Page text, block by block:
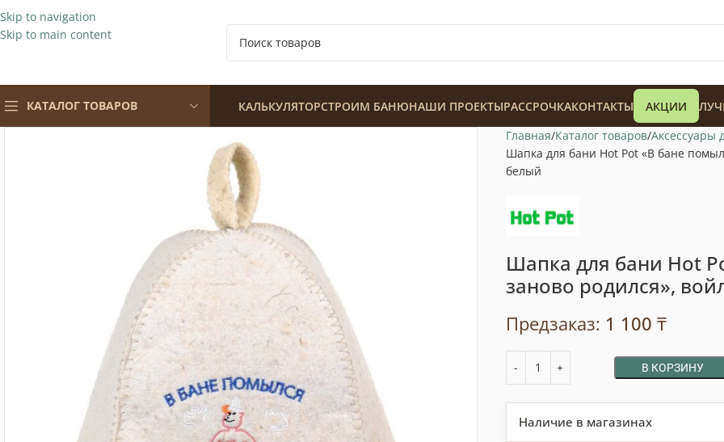
Skip to navigation
Skip to main content
КАТАЛОГ ТОВАРОВ КАЛЬКУЛЯТОРСТРОИМ БАНЮНАШИ ПРОЕКТЫРАССРОЧКАКОНТАКТЫ АКЦИИ
Главная Каталог товаров Аксессуары
Шапка для бани Hot Pot «В бане
белый
Шапка для бани Hot
заново родился»,
Предзаказ: 1 100 ₸
В КОРЗИНУ
Наличие в магазинах